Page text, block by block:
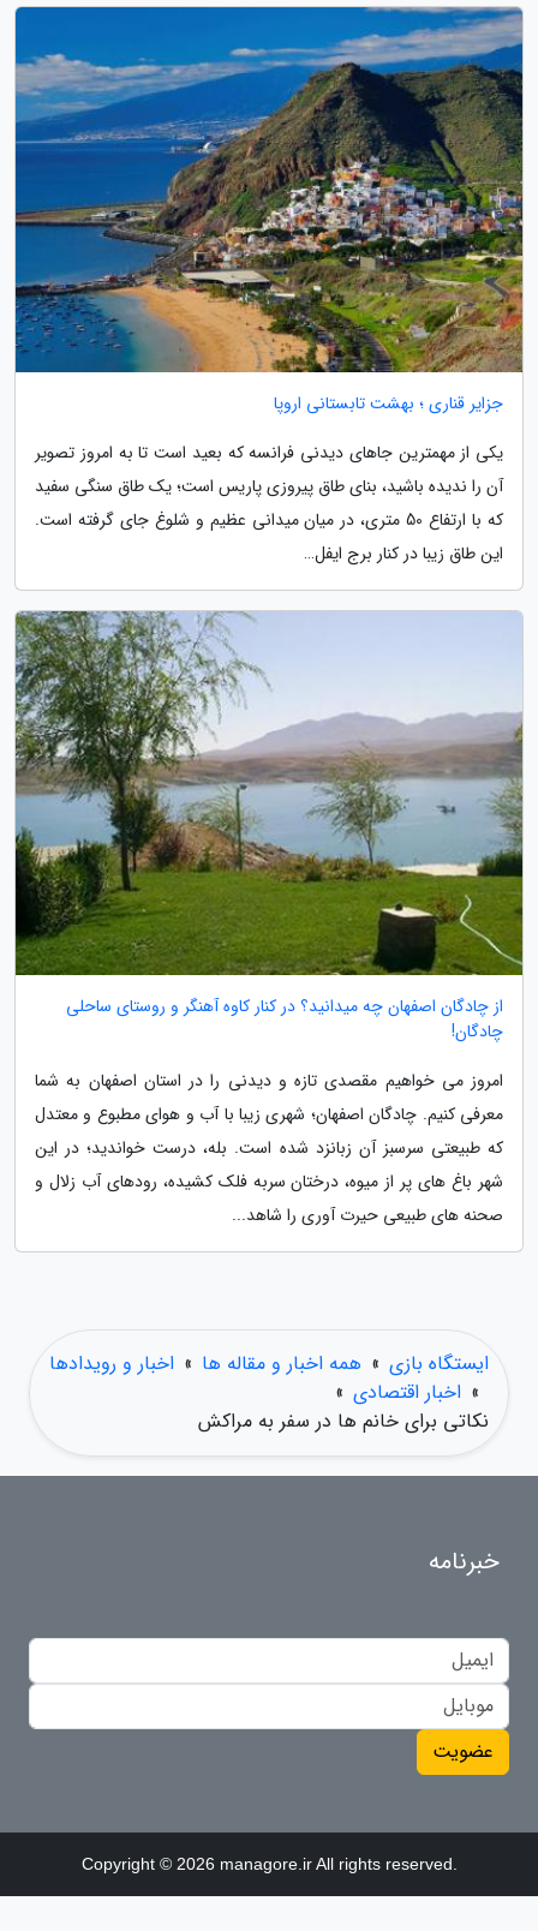
جزایر قناری ؛ بهشت تابستانی اروپا
یکی از مهمترین جاهای دیدنی فرانسه که بعید است تا به امروز تصویر
آن را ندیده باشید، بنای طاق پیروزی پاریس است؛ یک طاق سنگی سفید
که با ارتفاع 50 متری، در میان میدانی عظیم و شلوغ جای گرفته است.
این طاق زیبا در کنار برج ایفل…
از چادگان اصفهان چه میدانید؟ در کنار کاوه آهنگر و روستای ساحلی
چادگان!
امروز می خواهیم مقصدی تازه و دیدنی را در استان اصفهان به شما
معرفی کنیم. چادگان اصفهان؛ شهری زیبا با آب و هوای مطبوع و معتدل
که طبیعتی سرسبز آن زبانزد شده است. بله، درست خواندید؛ در این
شهر باغ های پر از میوه، درختان سربه فلک کشیده، رودهای آب زلال و
صحنه های طبیعی حیرت آوری را شاهد...
ایستگاه بازی » همه اخبار و مقاله ها » اخبار و رویدادها
» اخبار اقتصادی »
نکاتی برای خانم ها در سفر به مراکش
خبرنامه
عضویت
Copyright © 2026 managore.ir All rights reserved.